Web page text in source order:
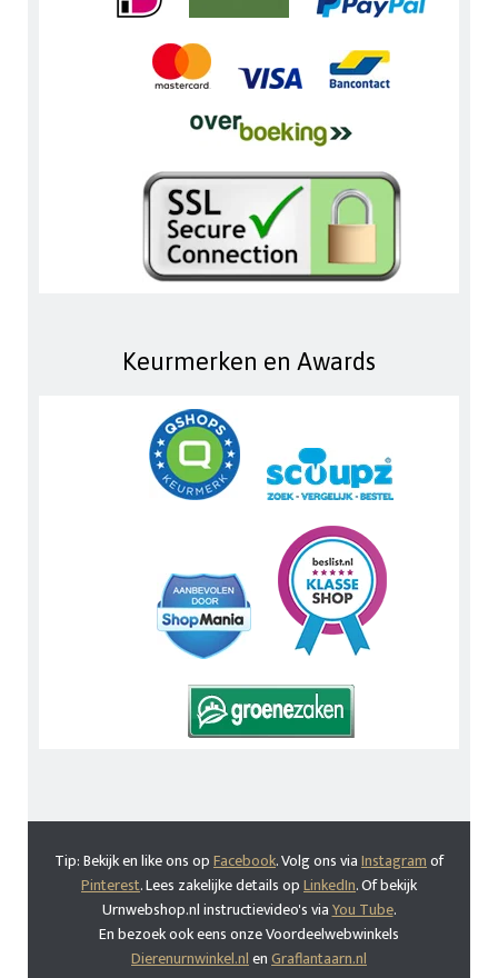
Keurmerken en Awards
Tip: Bekijk en like ons opFacebook. Volg ons viaInstagramof
Pinterest. Lees zakelijke details opLinkedIn. Of bekijk
Urnwebshop.nl instructievideo's viaYou Tube.
En bezoek ook eens onze Voordeelwebwinkels
Dierenurnwinkel.nlenGraflantaarn.nl